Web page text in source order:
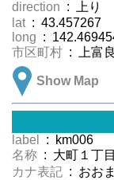
direction : 上り
lat : 43.457267
long :
市区町村 : 上富
Show Map
label
: km006
名称 : 大町１丁目
カナ表記 : おお